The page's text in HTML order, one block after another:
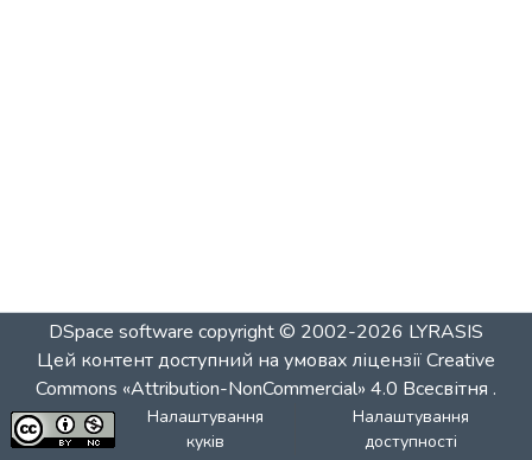
DSpace software copyright © 2002-2026 LYRASIS
Цей контент доступний на умовах ліцензіїCreative
Commons «Attribution-NonCommercial» 4.0 Всесвітня .
Налаштування
куків
Налаштування
доступності